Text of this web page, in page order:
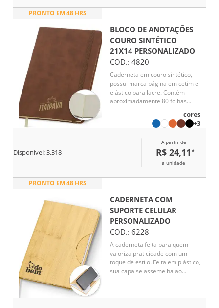
PRONTO EM 48 HRS
BLOCO DE ANOTAÇÕES
COURO SINTÉTICO
21X14 PERSONALIZADO
COD.: 4820
Caderneta em couro sintético,
possui marca página em cetim e
elástico para lacre. Contém
aproximadamente 80 folhas
cores
+3
Disponível:3.318
A partir de
R$ 24,11 *
a unidade
PRONTO EM 48 HRS
CADERNETA COM
SUPORTE CELULAR
PERSONALIZADO
COD.: 6228
A caderneta feita para quem
valoriza praticidade com um
toque de estilo. Feita em plástico,
sua capa se assemelha ao